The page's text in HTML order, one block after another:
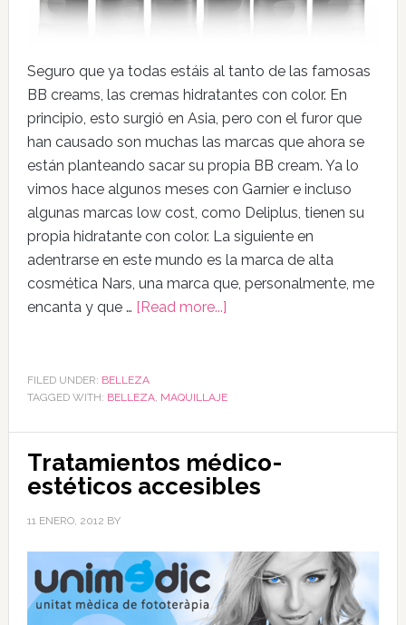
Seguro que ya todas estáis al tanto de las famosas
BB creams, las cremas hidratantes con color. En
principio, esto surgió en Asia, pero con el furor que
han causado son muchas las marcas que ahora se
están planteando sacar su propia BB cream. Ya lo
vimos hace algunos meses con Garnier e incluso
algunas marcas low cost, como Deliplus, tienen su
propia hidratante con color. La siguiente en
adentrarse en este mundo es la marca de alta
cosmética Nars, una marca que, personalmente, me
encanta y que … [Read more...]
FILED UNDER: BELLEZA
TAGGED WITH: BELLEZA, MAQUILLAJE
Tratamientos médico-
estéticos accesibles
11 ENERO, 2012 BY